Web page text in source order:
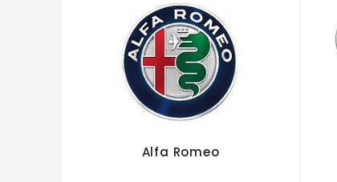
Alfa Romeo